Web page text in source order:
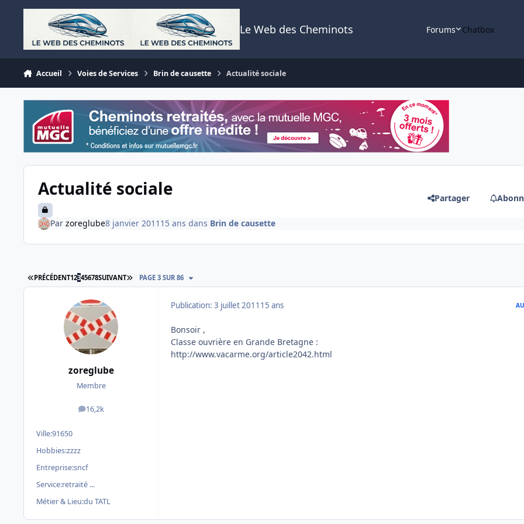
Aller au contenu
Le Web des Cheminots Forums Chatbox
Accueil Voies de Services Brin de causette Actualité sociale
Actualité sociale Partager
Par zoreglube8 janvier 2011 15 ans dans Brin de causette
PREMIÈRE PAGE
PRÉCÉDENT12345678SUIVANT DERNIÈRE PAGE
PAGE 3 SUR 86
zoreglube
Membre
16,2k
messages
Ville:91650
Hobbies:zzzz
Entreprise:sncf
Service:retraité ...
Métier & Lieu:du TATL
Publication: 3 juillet 2011 15 ans
Bonsoir ,
Classe ouvrière en Grande Bretagne :
http://www.vacarme.org/article2042.html